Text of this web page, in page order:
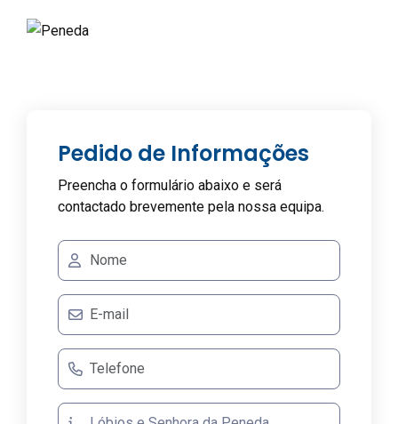
Pedido de Informações
Preencha o formulário abaixo e será
contactado brevemente pela nossa equipa.